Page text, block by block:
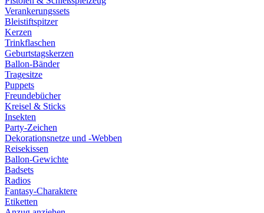
Verankerungssets
Bleistiftspitzer
Kerzen
Trinkflaschen
Geburtstagskerzen
Ballon-Bänder
Tragesitze
Puppets
Freundebücher
Kreisel & Sticks
Insekten
Party-Zeichen
Dekorationsnetze und -Webben
Reisekissen
Ballon-Gewichte
Badsets
Radios
Fantasy-Charaktere
Etiketten